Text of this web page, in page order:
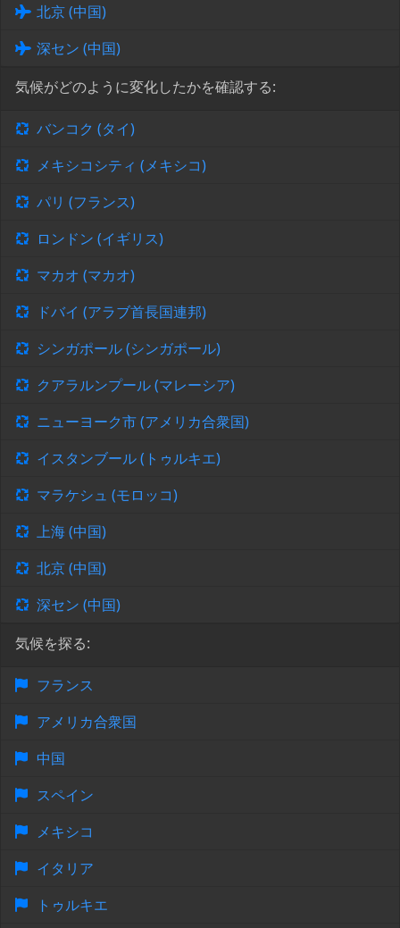
北京 (中国)
深セン (中国)
気候がどのように変化したかを確認する:
バンコク (タイ)
メキシコシティ (メキシコ)
パリ (フランス)
ロンドン (イギリス)
マカオ (マカオ)
ドバイ (アラブ首長国連邦)
シンガポール (シンガポール)
クアラルンプール (マレーシア)
ニューヨーク市 (アメリカ合衆国)
イスタンブール (トゥルキエ)
マラケシュ (モロッコ)
上海 (中国)
北京 (中国)
深セン (中国)
気候を探る:
フランス
アメリカ合衆国
中国
スペイン
メキシコ
イタリア
トゥルキエ